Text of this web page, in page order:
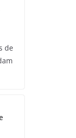
de